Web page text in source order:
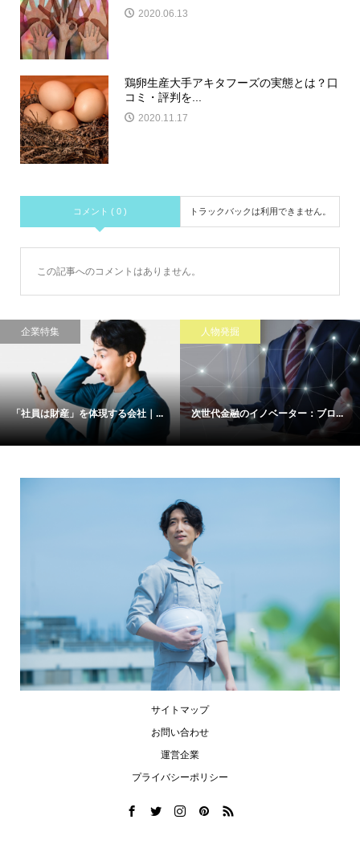
2020.06.13
鶏卵生産大手アキタフーズの実態とは？口
コミ・評判を...
2020.11.17
コメント ( 0 ) トラックバックは利用できません。
この記事へのコメントはありません。
企業特集
「社員は財産」を体現する会社｜...
人物発掘
次世代金融のイノベーター：ブロ...
サイトマップ
お問い合わせ
運営企業
プライバシーポリシー